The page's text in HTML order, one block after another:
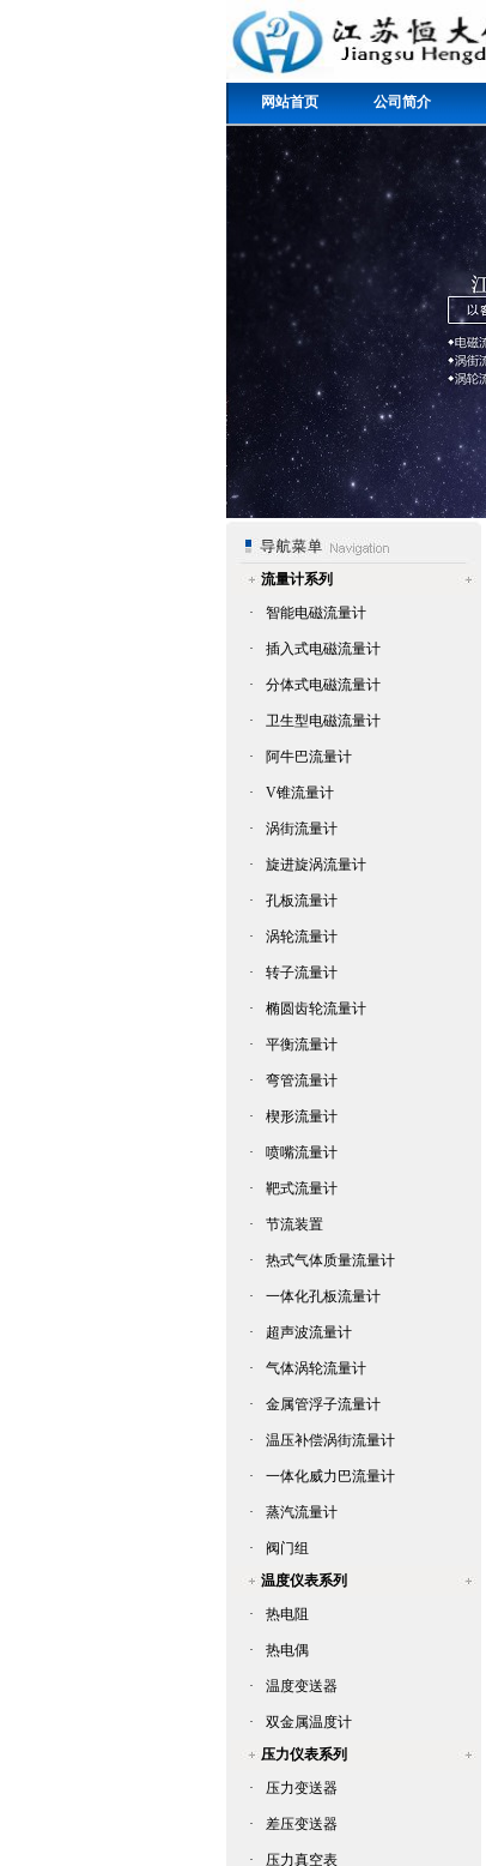
网站首页 公司简介
流量计系列
·
智能电磁流量计
· 插入式电磁流量计
· 分体式电磁流量计
· 卫生型电磁流量计
· 阿牛巴流量计
· V锥流量计
· 涡街流量计
· 旋进旋涡流量计
· 孔板流量计
· 涡轮流量计
· 转子流量计
· 椭圆齿轮流量计
· 平衡流量计
· 弯管流量计
· 楔形流量计
· 喷嘴流量计
· 靶式流量计
· 节流装置
· 热式气体质量流量计
· 一体化孔板流量计
· 超声波流量计
· 气体涡轮流量计
· 金属管浮子流量计
· 温压补偿涡街流量计
· 一体化威力巴流量计
· 蒸汽流量计
·
阀门组
温度仪表系列
·
热电阻
· 热电偶
· 温度变送器
·
双金属温度计
压力仪表系列
·
压力变送器
· 差压变送器
· 压力真空表